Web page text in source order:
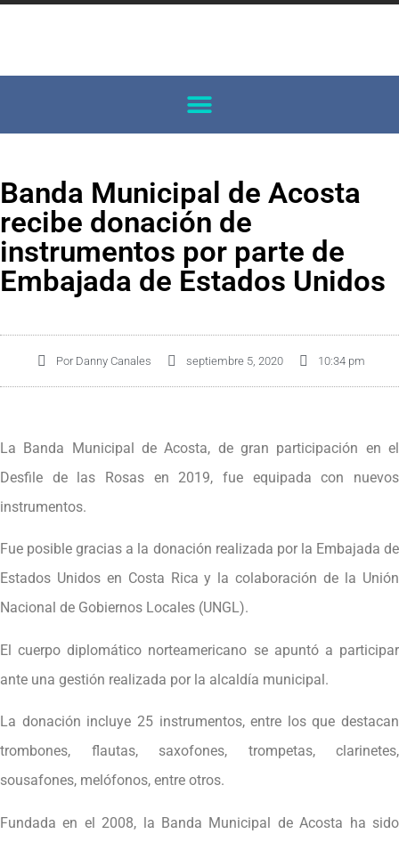
Banda Municipal de Acosta
recibe donación de
instrumentos por parte de
Embajada de Estados Unidos
PorDanny Canales septiembre 5, 2020 10:34 pm
La Banda Municipal de Acosta, de gran participación en el
Desfile de las Rosas en 2019, fue equipada con nuevos
instrumentos.
Fue posible gracias a la donación realizada por la Embajada de
Estados Unidos en Costa Rica y la colaboración de la Unión
Nacional de Gobiernos Locales (UNGL).
El cuerpo diplomático norteamericano se apuntó a participar
ante una gestión realizada por la alcaldía municipal.
La donación incluye 25 instrumentos, entre los que destacan
trombones, flautas, saxofones, trompetas, clarinetes,
sousafones, melófonos, entre otros.
Fundada en el 2008, la Banda Municipal de Acosta ha sido